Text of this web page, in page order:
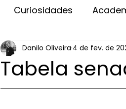
Curiosidades
Tabela
Danilo Oliveira 4 de fev. de